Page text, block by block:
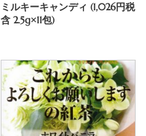
ミルキーキャンディ (1,026円税
含 2.5g×11包)